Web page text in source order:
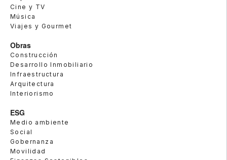
Cine y TV
Música
Viajes y Gourmet
Obras
Construcción
Desarrollo Inmobiliario
Infraestructura
Arquitectura
Interiorismo
ESG
Medio ambiente
Social
Gobernanza
Movilidad